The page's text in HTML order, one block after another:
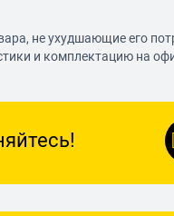
не ухудшающие его
и комплектацию на